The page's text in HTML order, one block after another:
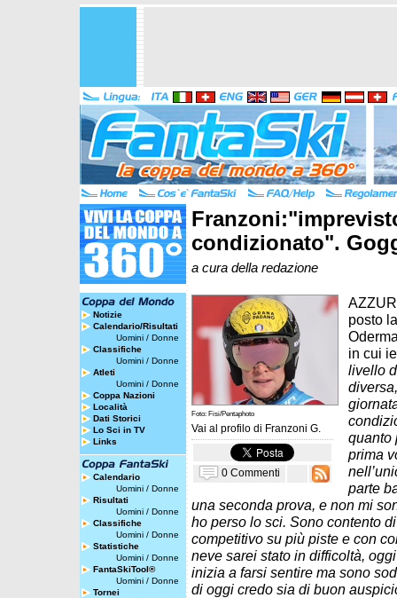
Notizie
Calendario/Risultati
Uomini / Donne
Classifiche
Uomini / Donne
Atleti
Uomini / Donne
Coppa Nazioni
Località
Dati Storici
Lo Sci in TV
Links
Calendario
Uomini / Donne
Risultati
Uomini / Donne
Classifiche
Uomini / Donne
Statistiche
Uomini / Donne
FantaSkiTool®
Uomini / Donne
Tornei
condizionato".
a cura della redazione
Foto: Fisi/Pentaphoto
Vai al profilo di Franzoni G.
0 Commenti
posto
in cui
livello
quanto
prima
parte
una seconda prova, e non mi
ho perso lo sci. Sono contento
competitivo su più piste e con
neve sarei stato in difficoltà,
inizia a farsi sentire ma sono
di oggi credo sia di buon